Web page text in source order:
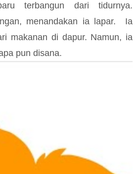
terbangun dari tidurnya.
menandakan ia lapar. Ia
makanan di dapur. Namun, ia
pun disana.